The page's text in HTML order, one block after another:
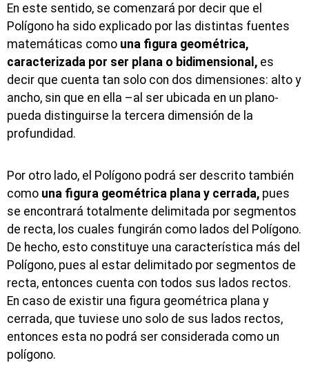
En este sentido, se comenzará por decir que el
Polígono ha sido explicado por las distintas fuentes
matemáticas como una figura geométrica,
caracterizada por ser plana o bidimensional, es
decir que cuenta tan solo con dos dimensiones: alto y
ancho, sin que en ella –al ser ubicada en un plano-
pueda distinguirse la tercera dimensión de la
profundidad.
Por otro lado, el Polígono podrá ser descrito también
como una figura geométrica plana y cerrada, pues
se encontrará totalmente delimitada por segmentos
de recta, los cuales fungirán como lados del Polígono.
De hecho, esto constituye una característica más del
Polígono, pues al estar delimitado por segmentos de
recta, entonces cuenta con todos sus lados rectos.
En caso de existir una figura geométrica plana y
cerrada, que tuviese uno solo de sus lados rectos,
entonces esta no podrá ser considerada como un
polígono.